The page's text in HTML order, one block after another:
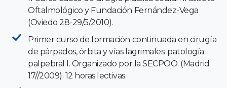
Oftalmológico y Fundación Fernández-Vega
(Oviedo 28-29/5/2010).
Primer curso de formación continuada en cirugía
de párpados, órbita y vías lagrimales: patología
palpebral I. Organizado por la SECPOO. (Madrid
17//2009). 12 horas lectivas.